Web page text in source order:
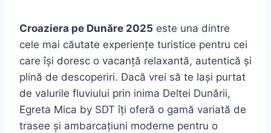
Croaziera pe Dunăre 2025 este una dintre
cele mai căutate experiențe turistice pentru cei
care își doresc o vacanță relaxantă, autentică și
plină de descoperiri. Dacă vrei să te lași purtat
de valurile fluviului prin inima Deltei Dunării,
Egreta Mica by SDT îți oferă o gamă variată de
trasee și ambarcațiuni moderne pentru o